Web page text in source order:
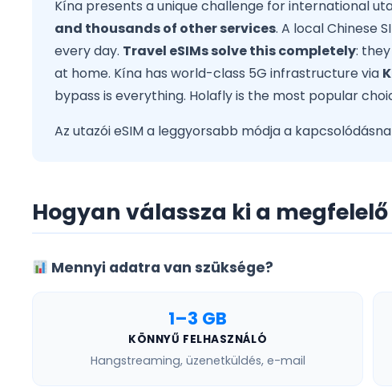
Kína presents a unique challenge for international
and thousands of other services. A local Chinese
every day. Travel eSIMs solve this completely:
at home. Kína has world-class 5G infrastructure via
bypass is everything. Holafly is the most popular
Az utazói eSIM a leggyorsabb módja a
Hogyan válassza ki a
Mennyi adatra van szüksége?
1–3 GB
KÖNNYŰ FELHASZNÁLÓ
Hangstreaming, üzenetküldés, e-mail